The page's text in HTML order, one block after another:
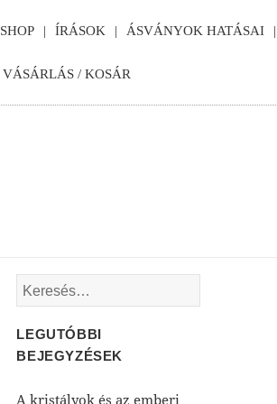
SHOP ÍRÁSOK ÁSVÁNYOK HATÁSAI
VÁSÁRLÁS / KOSÁR
Keresés:
LEGUTÓBBI
BEJEGYZÉSEK
A kristályok és az emberi